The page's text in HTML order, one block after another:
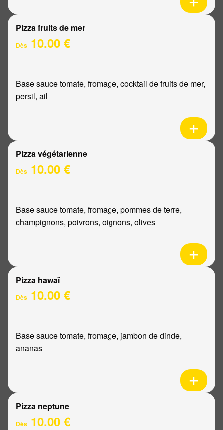
Pizza fruits de mer
Dès 10.00 €
Base sauce tomate, fromage, cocktail de fruits de mer,
persil, ail
Pizza végétarienne
Dès 10.00 €
Base sauce tomate, fromage, pommes de terre,
champignons, poivrons, oignons, olives
Pizza hawaï
Dès 10.00 €
Base sauce tomate, fromage, jambon de dinde,
ananas
Pizza neptune
Dès 10.00 €